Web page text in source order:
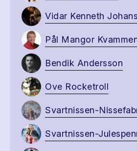
Vidar Kenneth
Pål Mangor
Bendik Andersson
Ove Rocketroll
Svartnissen-
Svartnissen-